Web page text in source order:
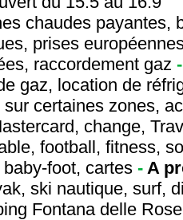
chaudes payantes,
prises
raccordement gaz
gaz, location de
certaines zones,
change,
football, fitness,
foot, cartes - A
ski nautique, surf,
Fontana delle Rose